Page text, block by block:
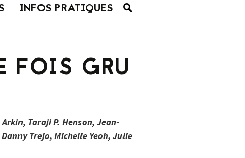
INFOS PRATIQUES
FOIS GRU
Taraji P. Henson, Jean-
Trejo, Michelle Yeoh, Julie